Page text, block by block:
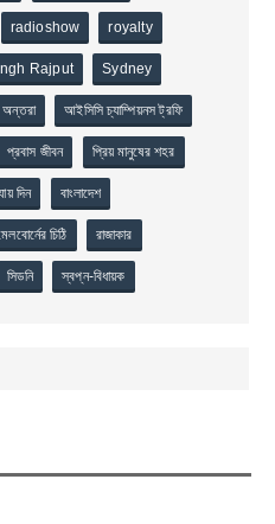
radioshow royalty
Rajput Sydney
অন্তরা আইসিসি চ্যাম্পিয়নস ট্রফি
প্রবাস জীবন প্রিয় মানুষের শহর
দিন বাংলাদেশ
চিঠি রাজাকার
সিডনি স্বপ্ন-বিধায়ক